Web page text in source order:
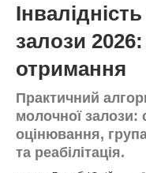
залози
отримання
Практичний
молочної залози:
оцінювання,
та реабілітація.